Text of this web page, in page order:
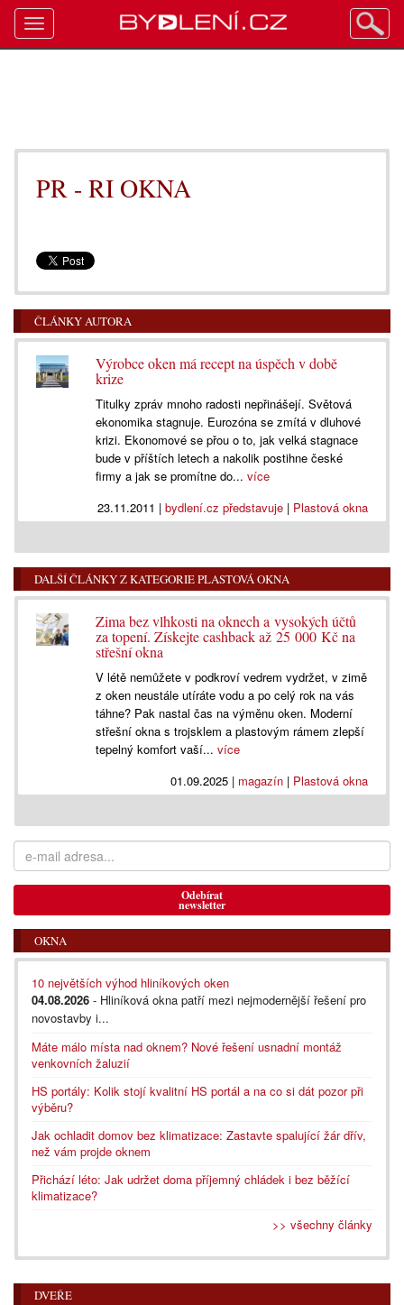
PR - RI OKNA
ČLÁNKY AUTORA
Výrobce oken má recept na úspěch v době
krize
Titulky zpráv mnoho radosti nepřinášejí. Světová
ekonomika stagnuje. Eurozóna se zmítá v dluhové
krizi. Ekonomové se přou o to, jak velká stagnace
bude v příštích letech a nakolik postihne české
firmy a jak se promítne do...více
23.11.2011 | bydlení.cz představuje| Plastová okna
DALŠÍ ČLÁNKY Z KATEGORIE PLASTOVÁ OKNA
Zima bez vlhkosti na oknech a vysokých účtů
za topení. Získejte cashback až 25 000 Kč na
střešní okna
V létě nemůžete v podkroví vedrem vydržet, v zimě
z oken neustále utíráte vodu a po celý rok na vás
táhne? Pak nastal čas na výměnu oken. Moderní
střešní okna s trojsklem a plastovým rámem zlepší
tepelný komfort vaší...více
01.09.2025| magazín| Plastová okna
Odebírat
newsletter
OKNA
10 největších výhod hliníkových oken
04.08.2026 - Hliníková okna patří mezi nejmodernější řešení pro
novostavby i...
Máte málo místa nad oknem? Nové řešení usnadní montáž
venkovních žaluzií
HS portály: Kolik stojí kvalitní HS portál a na co si dát pozor při
výběru?
Jak ochladit domov bez klimatizace: Zastavte spalující žár dřív,
než vám projde oknem
Přichází léto: Jak udržet doma příjemný chládek i bez běžící
klimatizace?
>> všechny články
DVEŘE
Toggle
navigation